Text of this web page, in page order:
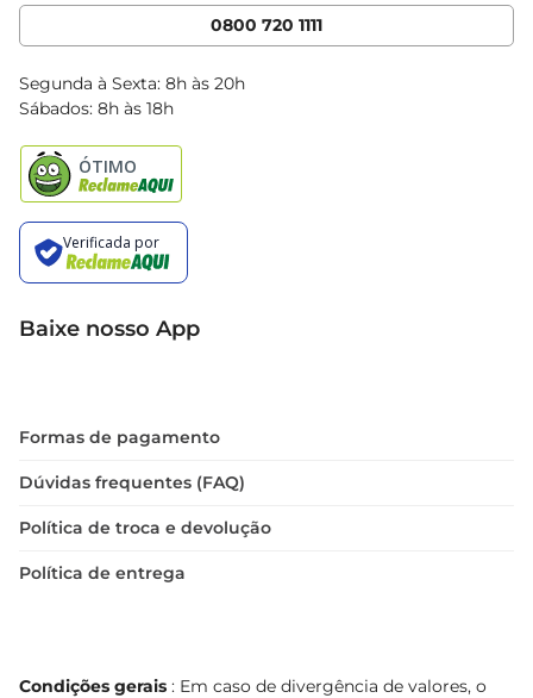
Cencosud Media
Clube Bretas
Blog Bretas
Black Friday
0800 720 1111
Segunda à Sexta: 8h às 20h
Sábados: 8h às 18h
Baixe nosso App
Formas de pagamento
Dúvidas frequentes (FAQ)
Política de troca e devolução
Política de entrega
Condições gerais : Em caso de divergência de valores, o